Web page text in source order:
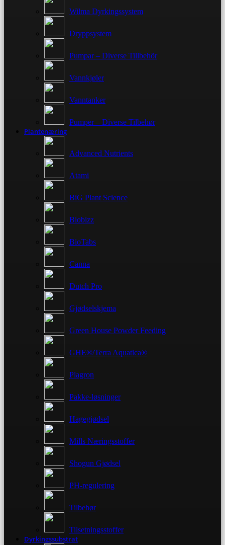
Wilma Dyrkingssystem
Dryppsystem
Pumpar – Diverse Tillbehör
Vannkjøler
Vanntanker
Pumper – Diverse Tilbehør
Plantenæring
Advanced Nutrients
Atami
BiG Plant Science
Biobizz
BioTabs
Canna
Dutch Pro
Gjødselskjema
Green House Powder Feeding
GHE®/Terra Aquatica®
Plagron
Pakke-løsninger
Hagegjødsel
Mills Næringsstoffer
Shogun Gjødsel
PH-regulering
Tilbehør
Tilsetningsstoffer
Dyrkingssubstrat